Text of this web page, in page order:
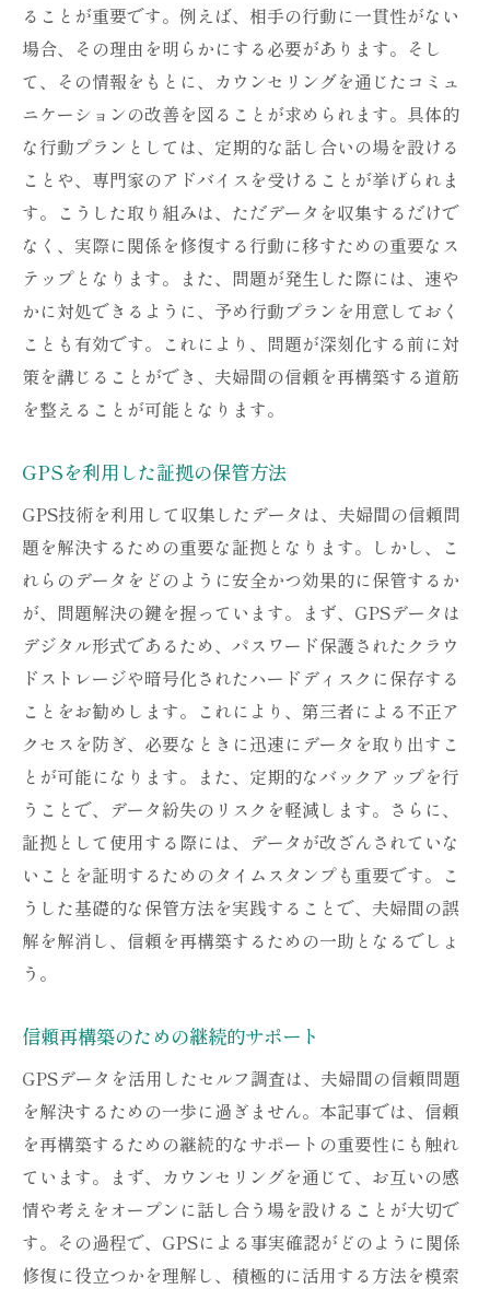
ることが重要です。例えば、相手の行動に一貫性がない
場合、その理由を明らかにする必要があります。そし
て、その情報をもとに、カウンセリングを通じたコミュ
ニケーションの改善を図ることが求められます。具体的
な行動プランとしては、定期的な話し合いの場を設ける
ことや、専門家のアドバイスを受けることが挙げられま
す。こうした取り組みは、ただデータを収集するだけで
なく、実際に関係を修復する行動に移すための重要なス
テップとなります。また、問題が発生した際には、速や
かに対処できるように、予め行動プランを用意しておく
ことも有効です。これにより、問題が深刻化する前に対
策を講じることができ、夫婦間の信頼を再構築する道筋
を整えることが可能となります。
GPSを利用した証拠の保管方法
GPS技術を利用して収集したデータは、夫婦間の信頼問
題を解決するための重要な証拠となります。しかし、こ
れらのデータをどのように安全かつ効果的に保管するか
が、問題解決の鍵を握っています。まず、GPSデータは
デジタル形式であるため、パスワード保護されたクラウ
ドストレージや暗号化されたハードディスクに保存する
ことをお勧めします。これにより、第三者による不正ア
クセスを防ぎ、必要なときに迅速にデータを取り出すこ
とが可能になります。また、定期的なバックアップを行
うことで、データ紛失のリスクを軽減します。さらに、
証拠として使用する際には、データが改ざんされていな
いことを証明するためのタイムスタンプも重要です。こ
うした基礎的な保管方法を実践することで、夫婦間の誤
解を解消し、信頼を再構築するための一助となるでしょ
う。
信頼再構築のための継続的サポート
GPSデータを活用したセルフ調査は、夫婦間の信頼問題
を解決するための一歩に過ぎません。本記事では、信頼
を再構築するための継続的なサポートの重要性にも触れ
ています。まず、カウンセリングを通じて、お互いの感
情や考えをオープンに話し合う場を設けることが大切で
す。その過程で、GPSによる事実確認がどのように関係
修復に役立つかを理解し、積極的に活用する方法を模索